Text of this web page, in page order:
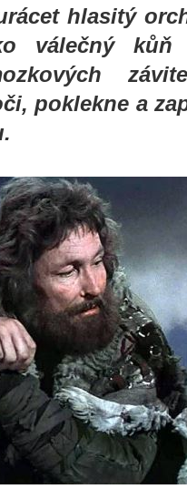
hlasitý
válečný
poklekne a